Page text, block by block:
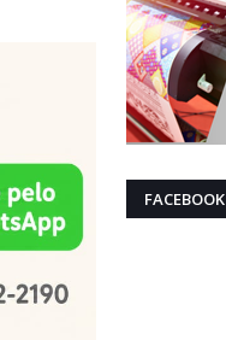
FACEBOOK